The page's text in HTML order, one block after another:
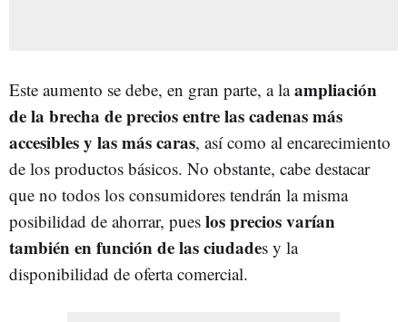
Este aumento se debe, en gran parte, a laampliación
de la brecha de precios entre las cadenas más
accesibles y las más caras, así como al encarecimiento
de los productos básicos. No obstante, cabe destacar
que no todos los consumidores tendrán la misma
posibilidad de ahorrar, pues los precios varían
también en función de las ciudades y la
disponibilidad de oferta comercial.